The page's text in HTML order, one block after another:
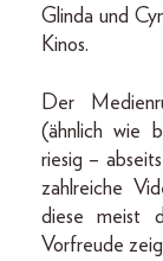
Glinda und
Kinos.
Der
(ähnlich wie
riesig –
zahlreiche
diese meist
Vorfreude